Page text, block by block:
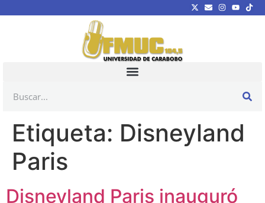
Etiqueta: Disneyland
Paris
Disneyland Paris inauguró